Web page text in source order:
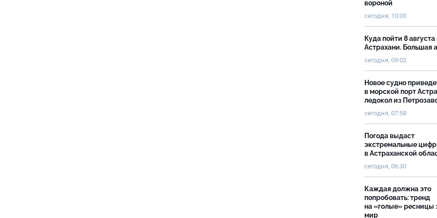
вороной
сегодня, 10:00
Куда пойти 8 августа
Астрахани. Большая
сегодня, 09:02
Новое судно
в морской порт
ледокол из
сегодня, 07:58
Погода выдаст
экстремальные
в Астраханской
сегодня, 06:30
Каждая должна это
попробовать: тренд
на «голые» ресницы
мир